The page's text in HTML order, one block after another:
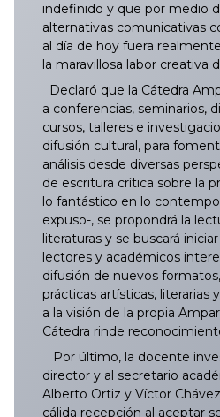
044/2025
045/2025
046/2025
047/2025
048/2025
049/2025
050/2025
051/2025
052/2025
053/2025
143/2025
144/2025
145/2025
146/2025
147/2025
148/2025
149/2025
150/2025
151/2025
152/2025
242/2025
243/2025
244/2025
245/2025
246/2025
247/2025
248/2025
249/2025
250/2025
251/2025
341/2025
342/2025
343/2025
344/2025
345/2025
346/2025
347/2025
348/2025
349/2025
350/2025
440/2025
441/2025
442/2025
443/2025
444/2025
445/2025
446/2025
447/2025
448/2025
449/2025
538/2025
539/2025
540/2025
541/2025
542/2025
543/2025
545/2025
544/2025
546/2025
547/2025
638/2025
639/2025
640/2025
641/2025
642/2025
643/2025
644/2025
645/2025
646/2025
647/2025
737/2025
738/2025
739/2025
740/2025
741/2025
742/2025
743/2025
744/2025
745/2025
746/2025
836/2025
837/2025
838/2025
839/2025
840/2025
841/2025
842/2025
843/2025
844/2025
845/2025
043/2026
044/2026
045/2026
046/2026
047/2026
048/2026
049/2026
050/2026
051/2026
052/2026
142/2026
143/2026
144/2026
145/2026
146/2026
147/2026
148/2026
149/2026
150/2026
151/2026
241/2026
242/2026
243/2026
244/2026
245/2026
246/2026
247/2026
248/2026
249/2026
250/2026
340/2026
341/2026
342/2026
343/2026
344/2026
345/2026
346/2026
347/2026
348/2026
349/2026
439/2026
440/2026
441/2026
442/2026
443/2026
444/2026
445/2026
446/2026
447/2026
448/2026
539/2026
540/2026
541/2026
542/2026
543/2026
544/2026
545/2026
546/2026
547/2026
548/2026
637/2026
638/2026
639/2026
640/2026
641/2026
642/2026
643/2026
644/2026
645/2026
646/2026
indefinido y que por medio
alternativas comunicativas
al día de hoy fuera
la maravillosa labor creativa
Declaró que la Cátedra
a conferencias, seminarios,
cursos, talleres e
difusión cultural, para
análisis desde diversas
de escritura crítica sobre la
lo fantástico en lo
expuso-, se propondrá la
literaturas y se buscará
lectores y académicos
difusión de nuevos
prácticas artísticas, literarias
a la visión de la propia
Cátedra rinde
Por último, la docente
director y al secretario
Alberto Ortiz y Víctor
cálida recepción al aceptar